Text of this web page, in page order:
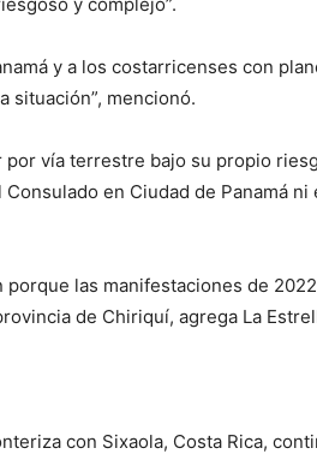
y a los costarricenses con
situación”, mencionó.
vía terrestre bajo su propio
en Ciudad de Panamá
las manifestaciones de
de Chiriquí, agrega La
con Sixaola, Costa Rica,